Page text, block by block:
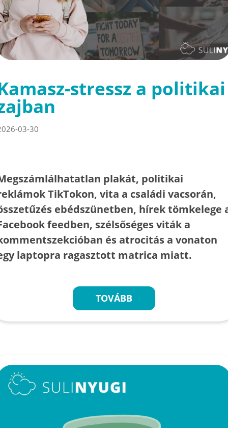
stressz a politikai
03-30
plakát, politikai
TikTokon, vita a családi vacsorán,
ebédszünetben, hírek tömkelege
feedben, szélsőséges viták a
és atrocitás a vonaton
laptopra ragasztott matrica miatt.
TOVÁBB